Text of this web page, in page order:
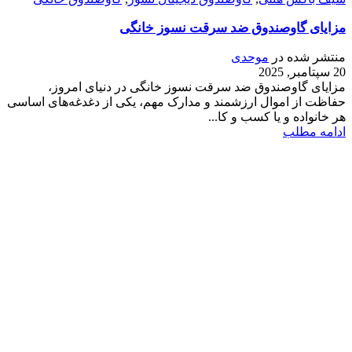
مزایای گاوصندوق ضد سرقت نسوز خانگی
منتشر شده در موحدی
20 سپتامبر, 2025
مزایای گاوصندوق ضد سرقت نسوز خانگی در دنیای امروز،
حفاظت از اموال ارزشمند و مدارک مهم، یکی از دغدغه‌های اساسی
هر خانواده و یا کسب و کا...
ادامه مطلب